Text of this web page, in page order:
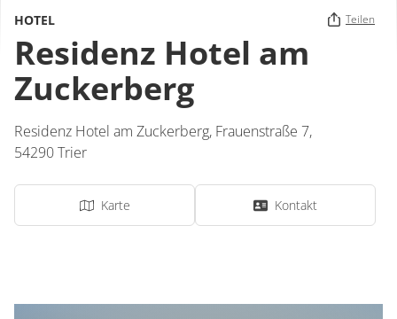
HOTEL Teilen
Residenz Hotel am
Zuckerberg
Residenz Hotel am Zuckerberg, Frauenstraße 7,
54290Trier
Karte Kontakt